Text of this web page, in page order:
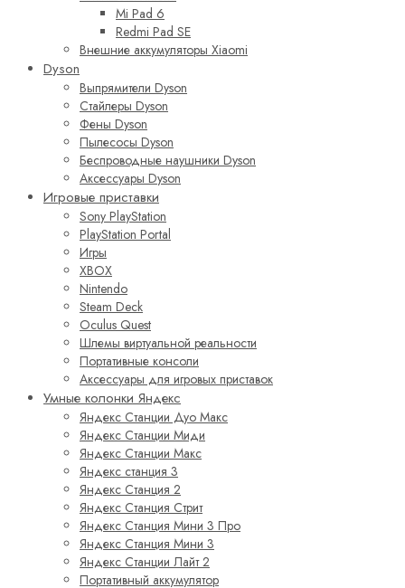
Mi Pad 6
Redmi Pad SE
Внешние аккумуляторы Xiaomi
Dyson
Выпрямители Dyson
Стайлеры Dyson
Фены Dyson
Пылесосы Dyson
Беспроводные наушники Dyson
Аксессуары Dyson
Игровые приставки
Sony PlayStation
PlayStation Portal
Игры
XBOX
Nintendo
Steam Deck
Oculus Quest
Шлемы виртуальной реальности
Портативные консоли
Аксессуары для игровых приставок
Умные колонки Яндекс
Яндекс Станции Дуо Макс
Яндекс Станции Миди
Яндекс Станции Макс
Яндекс станция 3
Яндекс Станция 2
Яндекс Станция Стрит
Яндекс Станция Мини 3 Про
Яндекс Станция Мини 3
Яндекс Станции Лайт 2
Портативный аккумулятор